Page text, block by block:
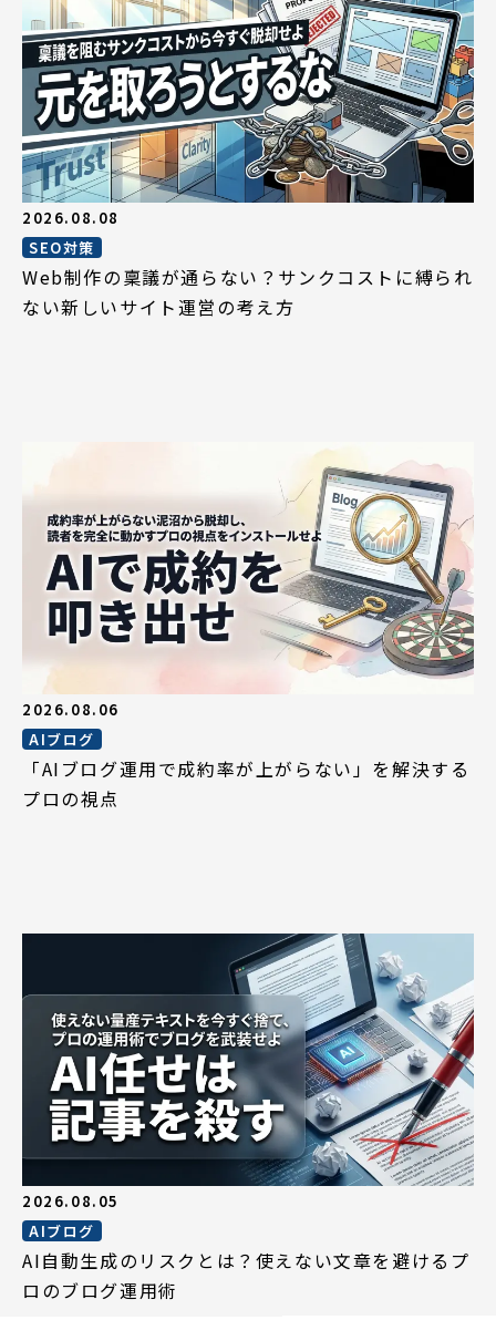
2026.08.08
SEO対策
Web制作の稟議が通らない？サンクコストに縛られ
ない新しいサイト運営の考え方
2026.08.06
AIブログ
「AIブログ運用で成約率が上がらない」を解決する
プロの視点
2026.08.05
AIブログ
AI自動生成のリスクとは？使えない文章を避けるプ
ロのブログ運用術